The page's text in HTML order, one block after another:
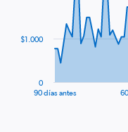
The
90 días antes
0
$1.000